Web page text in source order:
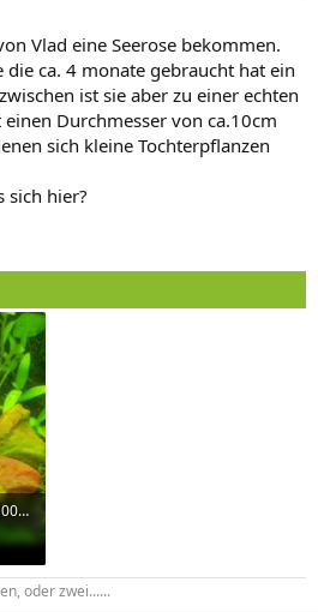
Vlad eine Seerose bekommen.
die ca. 4 monate gebraucht hat ein
ist sie aber zu einer echten
Durchmesser von ca.10cm
sich kleine Tochterpflanzen
sich hier?
318218_276348579124528_100002481637524_48443484_804704799_n.jpg
oder zwei......